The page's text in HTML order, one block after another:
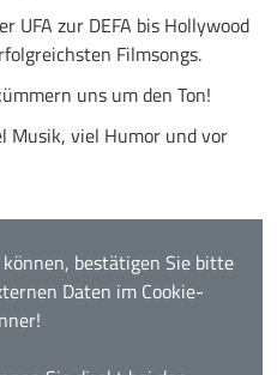
bestätigen Sie bitte
Daten im Cookie-
UFA zur DEFA bis Hollywood
Filmsongs.
uns um den Ton!
viel Humor und vor